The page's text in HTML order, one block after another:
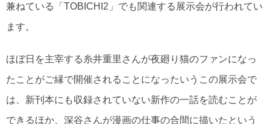
兼ねている「TOBICHI2」でも関連する展示会が行われてい
ます。
ほぼ日を主宰する糸井重里さんが夜廻り猫のファンになっ
たことがご縁で開催されることになったいうこの展示会で
は、新刊本にも収録されていない新作の一話を読むことが
できるほか、深谷さんが漫画の仕事の合間に描いたという